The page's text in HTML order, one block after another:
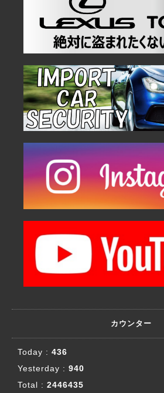
カウンター
Today : 436
Yesterday : 940
Total : 2446435